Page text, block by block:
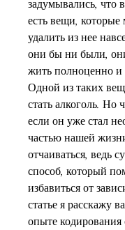
задумывались, что
есть вещи,
удалить из нее
они бы ни были,
жить полноценно и
Одной из таких
стать алкоголь. Но
если он уже стал
частью нашей
отчаиваться, ведь
способ, который
избавиться от
статье я расскажу
опыте кодирования